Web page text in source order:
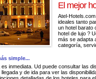
El mejor
Atel-
ideales tanto
un hotel barato
hotel de lujo ?
más se adapta
categoría,
simple...
inmediata. Ud puede consultar las
y de ida para ver las